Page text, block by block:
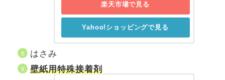
楽天市場で見る
Yahoo!ショッピングで見る
はさみ
壁紙用特殊接着剤